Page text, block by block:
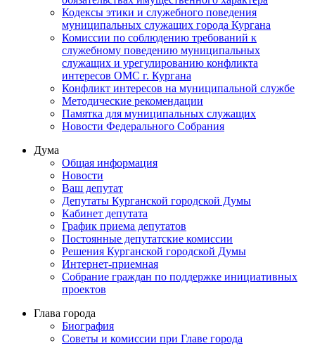
Кодексы этики и служебного поведения
муниципальных служащих города Кургана
Комиссии по соблюдению требований к
служебному поведению муниципальных
служащих и урегулированию конфликта
интересов ОМС г. Кургана
Конфликт интересов на муниципальной службе
Методические рекомендации
Памятка для муниципальных служащих
Новости Федерального Cобрания
Дума
Общая информация
Новости
Ваш депутат
Депутаты Курганской городской Думы
Кабинет депутата
График приема депутатов
Постоянные депутатские комиссии
Решения Курганской городской Думы
Интернет-приемная
Собрание граждан по поддержке инициативных
проектов
Глава города
Биография
Советы и комиссии при Главе города